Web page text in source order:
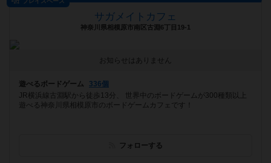
サガメイトカフェ
神奈川県相模原市南区古淵6丁目19-1
お知らせはありません
遊べるボードゲーム
336個
JR横浜線古淵駅から徒歩13分、 世界中のボードゲームが300種類以上
遊べる神奈川県相模原市のボードゲームカフェです！
フォローする